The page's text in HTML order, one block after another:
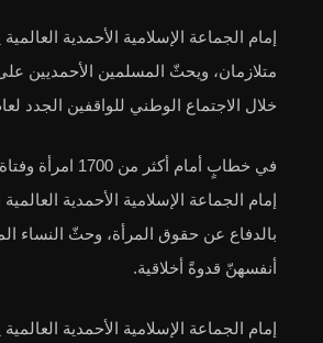
إمام الجماعة الإسلامية الأحمدية
متلازمان، ويحثّ المسلمين الأحمديين
خلال الاجتماع الوطني للواقفين الجدد لعام
في خطابٍ أمام أكثر
إمام الجماعة الإسلامية الأحمدية
بالدفاع عن حقوق المرأة، وحثّ النساء
أنفسهنّ قدوةً أخلاقية.
إمام الجماعة الإسلامية الأحمدية